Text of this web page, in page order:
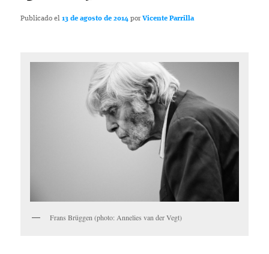
Publicado el13 de agosto de 2014 porVicente Parrilla
Frans Brüggen (photo: Annelies van der Vegt)